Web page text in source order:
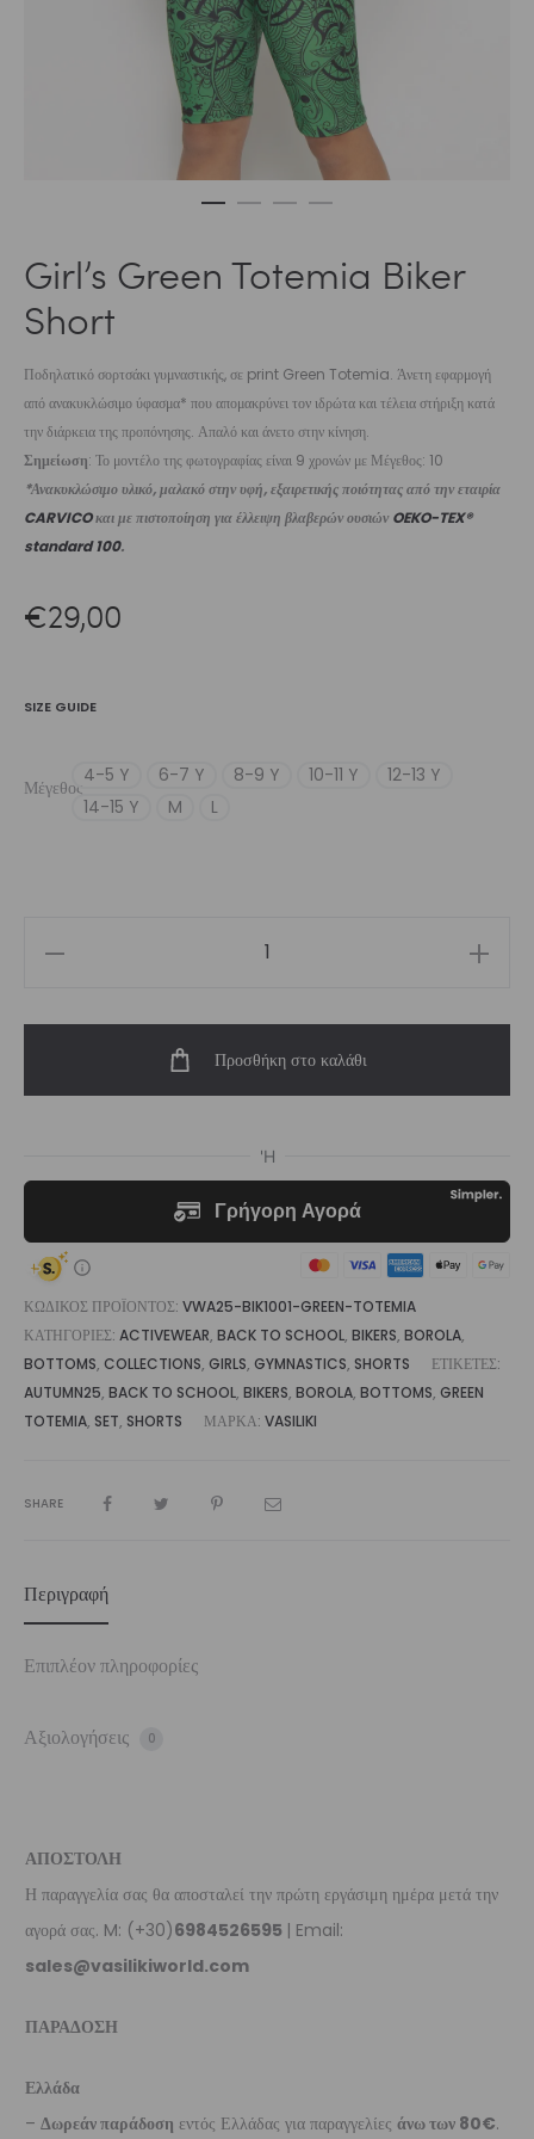
Girl’s Green Totemia Biker
Short
Ποδηλατικό σορτσάκι γυμναστικής, σε print Green Totemia. Άνετη εφαρμογή
από ανακυκλώσιμο ύφασμα* που απομακρύνει τον ιδρώτα και τέλεια στήριξη κατά
την διάρκεια της προπόνησης. Απαλό και άνετο στην κίνηση.
Σημείωση: Το μοντέλο της φωτογραφίας είναι 9 χρονών με Μέγεθος: 10
*Ανακυκλώσιμο υλικό, μαλακό στην υφή, εξαιρετικής ποιότητας από την εταιρία
CARVICOκαι με πιστοποίηση για έλλειψη βλαβερών ουσιών OEKO-TEX®
standard 100.
€29,00
SIZE GUIDE
Μέγεθος
4-5 Y 6-7 Y 8-9 Y 10-11 Y
12-13 Y
14-15 Y
M L
Short
Προσθήκη στο καλάθι
ΚΩΔΙΚΌΣ ΠΡΟΪΌΝΤΟΣ: VWA25-BIK1001-GREEN-TOTEMIA
ΚΑΤΗΓΟΡΊΕΣ: ACTIVEWEAR, BACK TO SCHOOL, BIKERS, BOROLA,
BOTTOMS, COLLECTIONS, GIRLS, GYMNASTICS, SHORTS
ΕΤΙΚΈΤΕΣ:
AUTUMN25, BACK TO SCHOOL, BIKERS, BOROLA, BOTTOMS, GREEN
TOTEMIA, SET, SHORTS ΜΆΡΚΑ: VASILIKI
SHARE
Περιγραφή
Επιπλέον πληροφορίες
Αξιολογήσεις 0
ΑΠΟΣΤΟΛΗ
Η παραγγελία σας θα αποσταλεί την πρώτη εργάσιμη ημέρα μετά την
αγορά σας. M: (+30)6984526595 | Email:
sales@vasilikiworld.com
ΠΑΡΑΔΟΣΗ
Ελλάδα
– Δωρεάν παράδοση εντός Ελλάδας για παραγγελίες άνω των 80€.